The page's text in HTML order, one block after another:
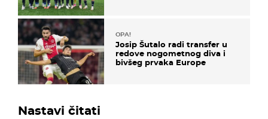
OPA!
Josip Šutalo radi transfer u
redove nogometnog diva i
bivšeg prvaka Europe
Nastavi čitati